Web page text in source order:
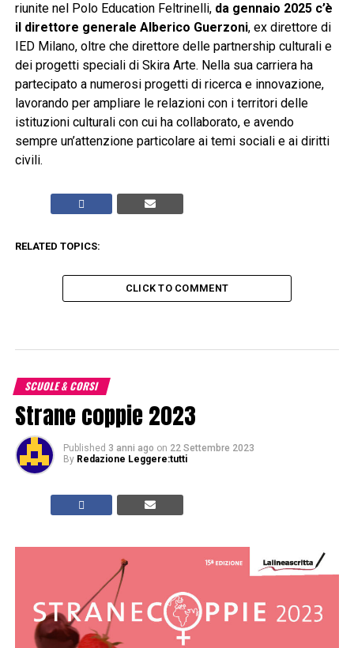
riunite nel Polo Education Feltrinelli, da gennaio 2025 c’è
il direttore generale Alberico Guerzoni, ex direttore di
IED Milano, oltre che direttore delle partnership culturali e
dei progetti speciali di Skira Arte. Nella sua carriera ha
partecipato a numerosi progetti di ricerca e innovazione,
lavorando per ampliare le relazioni con i territori delle
istituzioni culturali con cui ha collaborato, e avendo
sempre un’attenzione particolare ai temi sociali e ai diritti
civili.
RELATED TOPICS:
CLICK TO COMMENT
SCUOLE & CORSI
Strane coppie 2023
Published 3 anni ago on 22 Settembre 2023
By Redazione Leggere:tutti